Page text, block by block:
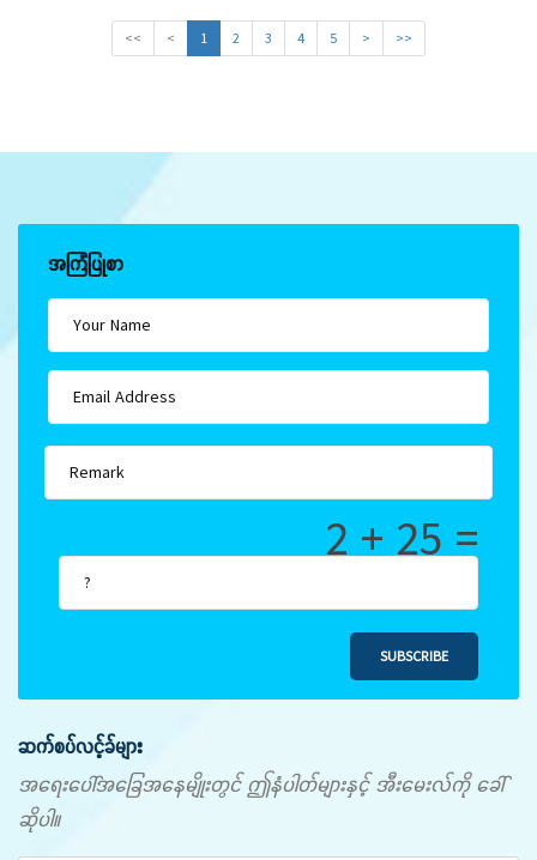
<< < 1 2 3 4 5 > >>
အကြံပြုစာ
2 + 25 =
SUBSCRIBE
ဆက်စပ်လင့်ခ်များ
အရေးပေါ်အခြေအနေမျိုးတွင် ဤနံပါတ်များနှင့် အီးမေးလ်ကို ခေါ်
ဆိုပါ။